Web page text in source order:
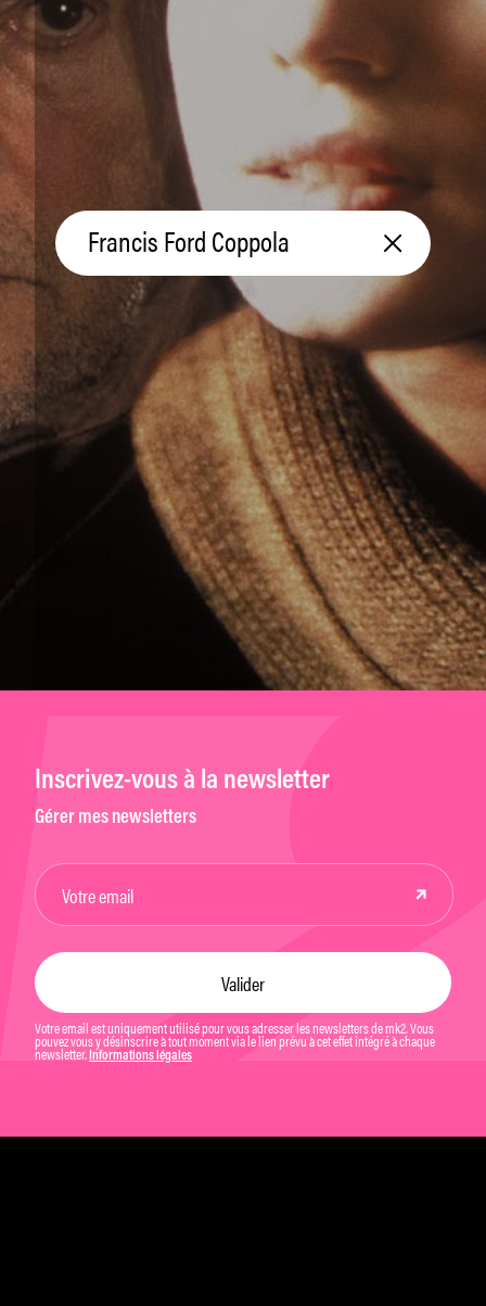
Inscrivez-vous à la newsletter
Gérer mes newsletters
Votre email est uniquement utilisé pour vous adresser les newsletters de mk2. Vous
pouvez vous y désinscrire à tout moment via le lien prévu à cet effet intégré à chaque
newsletter. Informations légales